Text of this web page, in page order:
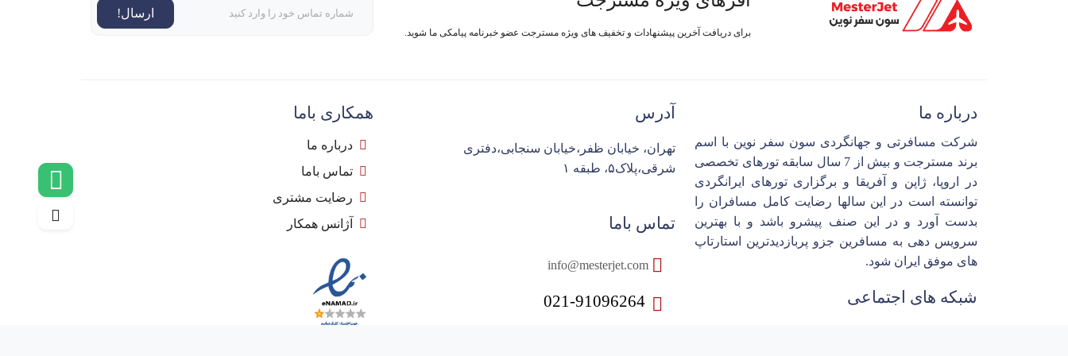
برای دریافت آخرین پیشنهادات و تخفیف های ویژه مسترجت عضو خبرنامه پیامکی ما شوید.
ارسال!
درباره ما
شرکت مسافرتی و جهانگردی سون سفر نوین با اسم
برند مسترجت و بیش از 7 سال سابقه تورهای تخصصی
در اروپا، ژاپن و آفریقا و برگزاری تورهای ایرانگردی
توانسته است در این سالها رضایت کامل مسافران را
بدست آورد و در این صنف پیشرو باشد و با بهترین
سرویس دهی به مسافرین جزو پربازدیدترین استارتاپ
های موفق ایران شود.
شبکه های اجتماعی
آدرس
تهران، خیابان ظفر،خیابان سنجابی،دفتری
شرقی،پلاک۵، طبقه ۱
تماس باما
021-91096264
همکاری باما
درباره ما
تماس باما
رضایت مشتری
آژانس همکار